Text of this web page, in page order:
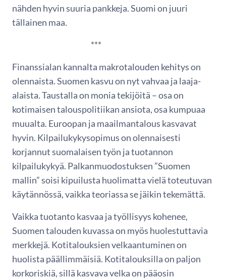
nähden hyvin suuria pankkeja. Suomi on juuri
tällainen maa.
***
Finanssialan kannalta makrotalouden kehitys on
olennaista. Suomen kasvu on nyt vahvaa ja laaja-
alaista. Taustalla on monia tekijöitä – osa on
kotimaisen talouspolitiikan ansiota, osa kumpuaa
muualta. Euroopan ja maailmantalous kasvavat
hyvin. Kilpailukykysopimus on olennaisesti
korjannut suomalaisen työn ja tuotannon
kilpailukykyä. Palkanmuodostuksen ”Suomen
mallin” soisi kipuilusta huolimatta vielä toteutuvan
käytännössä, vaikka teoriassa se jäikin tekemättä.
Vaikka tuotanto kasvaa ja työllisyys kohenee,
Suomen talouden kuvassa on myös huolestuttavia
merkkejä. Kotitalouksien velkaantuminen on
huolista päällimmäisiä. Kotitalouksilla on paljon
korkoriskiä, sillä kasvava velka on pääosin